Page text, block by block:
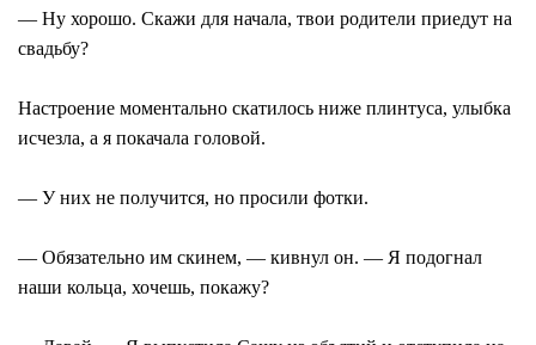
— Ну хорошо. Скажи для начала, твои родители приедут на
свадьбу?
Настроение моментально скатилось ниже плинтуса, улыбка
исчезла, а я покачала головой.
— У них не получится, но просили фотки.
— Обязательно им скинем, — кивнул он. — Я подогнал
наши кольца, хочешь, покажу?